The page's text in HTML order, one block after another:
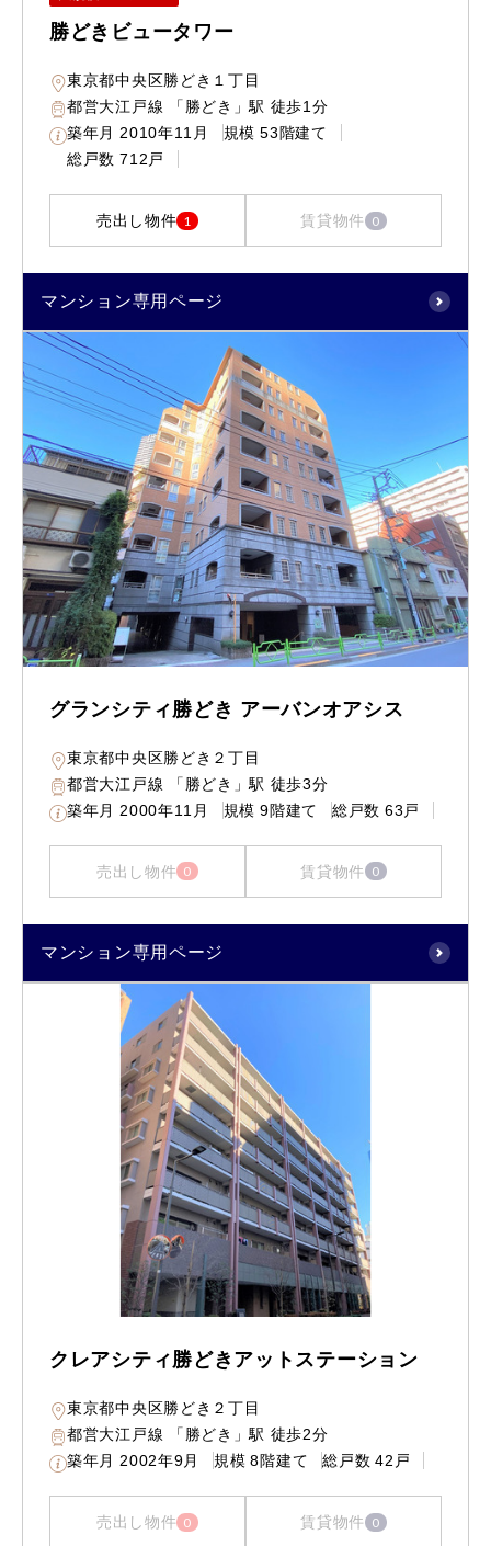
勝どきビュータワー
東京都中央区勝どき１丁目
都営大江戸線 「勝どき」駅 徒歩1分
築年月 2010年11月 規模 53階建て
総戸数 712戸
売出し物件 1 賃貸物件 0
マンション専用ページ
グランシティ勝どき アーバンオアシス
東京都中央区勝どき２丁目
都営大江戸線 「勝どき」駅 徒歩3分
築年月 2000年11月 規模 9階建て 総戸数 63戸
売出し物件 0 賃貸物件 0
マンション専用ページ
クレアシティ勝どきアットステーション
東京都中央区勝どき２丁目
都営大江戸線 「勝どき」駅 徒歩2分
築年月 2002年9月 規模 8階建て 総戸数 42戸
売出し物件 0 賃貸物件 0